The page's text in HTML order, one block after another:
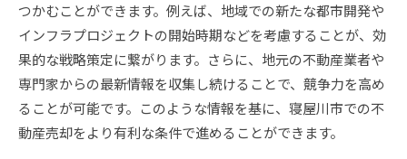
つかむことができます。例えば、地域での新たな都市開発や
インフラプロジェクトの開始時期などを考慮することが、効
果的な戦略策定に繋がります。さらに、地元の不動産業者や
専門家からの最新情報を収集し続けることで、競争力を高め
ることが可能です。このような情報を基に、寝屋川市での不
動産売却をより有利な条件で進めることができます。